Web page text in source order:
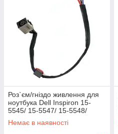
Роз`єм/гніздо живлення для
ноутбука Dell Inspiron 15-
5545/ 15-5547/ 15-5548/
Latitude E5440 (5547 5548), зі
шлейфом
Немає в наявності